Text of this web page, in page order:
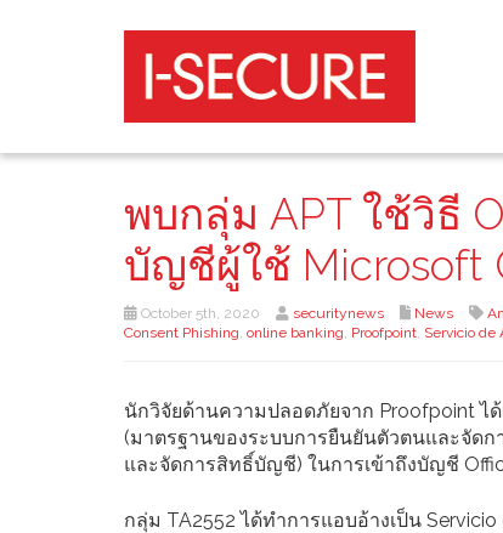
พบกลุ่ม APT ใช้วิธี
บัญชีผู้ใช้ Microsoft
October 5th, 2020 securitynews News
Consent Phishing, online banking, Proofpoint, Servicio de
นักวิจัยด้านความปลอดภัยจาก Proofpoint ไ
(มาตรฐานของระบบการยืนยันตัวตนและจัดก
และจัดการสิทธิ์บัญชี) ในการเข้าถึงบัญชี
กลุ่ม TA2552 ได้ทำการแอบอ้างเป็น